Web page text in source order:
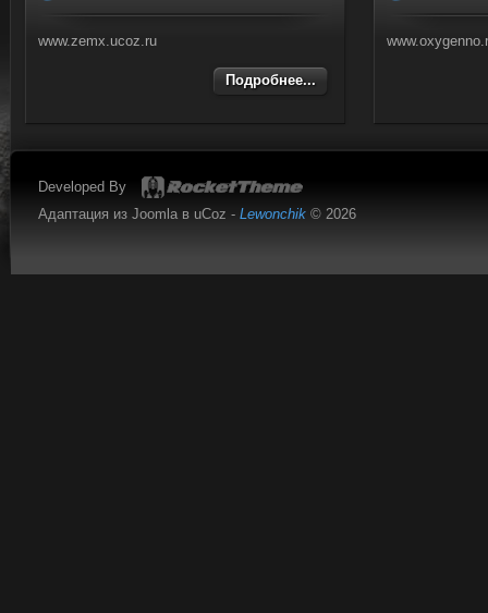
www.zemx.ucoz.ru
Подробнее...
Developed By
Адаптация из Joomla в uCoz - Lewonchik © 2026